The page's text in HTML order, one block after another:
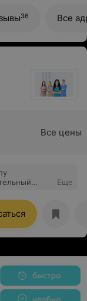
моего
36 Все
Все цены
Еще